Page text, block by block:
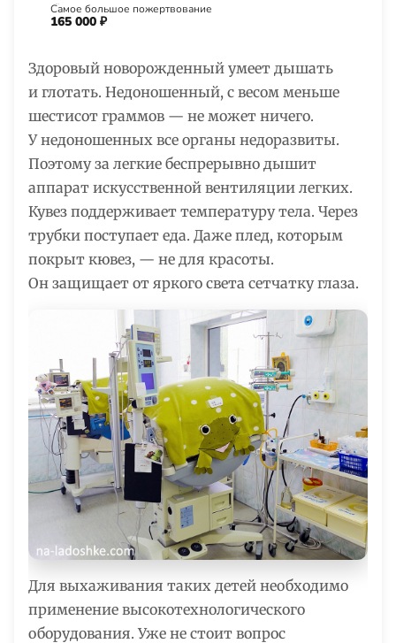
Самое большое пожертвование
165 000 ₽
Здоровый новорожденный умеет дышать
и глотать. Недоношенный, с весом меньше
шестисот граммов — не может ничего.
У недоношенных все органы недоразвиты.
Поэтому за легкие беспрерывно дышит
аппарат искусственной вентиляции легких.
Кувез поддерживает температуру тела. Через
трубки поступает еда. Даже плед, которым
покрыт кювез, — не для красоты.
Он защищает от яркого света сетчатку глаза.
Для выхаживания таких детей необходимо
применение высокотехнологического
оборудования. Уже не стоит вопрос